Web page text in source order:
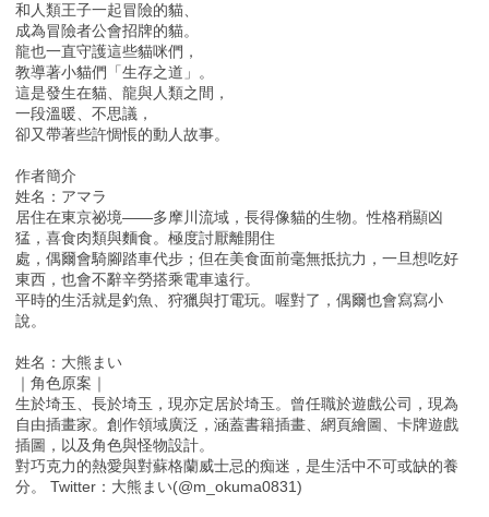
和人類王子一起冒險的貓、
成為冒險者公會招牌的貓。
龍也一直守護這些貓咪們，
教導著小貓們「生存之道」。
這是發生在貓、龍與人類之間，
一段溫暖、不思議，
卻又帶著些許惆悵的動人故事。
作者簡介
姓名：アマラ
居住在東京祕境——多摩川流域，長得像貓的生物。性格稍顯凶
猛，喜食肉類與麵食。極度討厭離開住
處，偶爾會騎腳踏車代步；但在美食面前毫無抵抗力，一旦想吃好
東西，也會不辭辛勞搭乘電車遠行。
平時的生活就是釣魚、狩獵與打電玩。喔對了，偶爾也會寫寫小
說。
姓名：大熊まい
｜角色原案｜
生於埼玉、長於埼玉，現亦定居於埼玉。曾任職於遊戲公司，現為
自由插畫家。創作領域廣泛，涵蓋書籍插畫、網頁繪圖、卡牌遊戲
插圖，以及角色與怪物設計。
對巧克力的熱愛與對蘇格蘭威士忌的痴迷，是生活中不可或缺的養
分。 Twitter：大熊まい(@m_okuma0831)